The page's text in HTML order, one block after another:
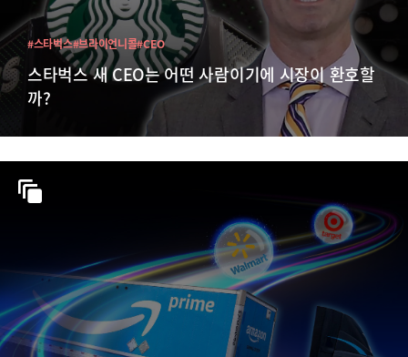
스타벅스 새 CEO는 어떤 사람이기에 시장이 환호할
까?
#스타벅스#브라이언니콜#CEO